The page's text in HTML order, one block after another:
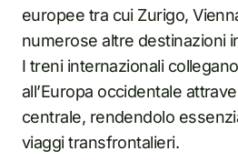
europee tra cui Zurigo,
numerose altre destinazioni
I treni internazionali
all’Europa occidentale
centrale, rendendolo
viaggi transfrontalieri.